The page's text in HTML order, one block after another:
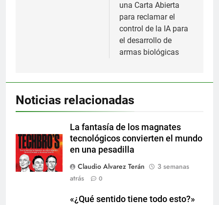
una Carta Abierta
para reclamar el
control de la IA para
el desarrollo de
armas biológicas
Noticias relacionadas
La fantasía de los magnates
tecnológicos convierten el mundo
en una pesadilla
Claudio Alvarez Terán
3 semanas
atrás
0
«¿Qué sentido tiene todo esto?»